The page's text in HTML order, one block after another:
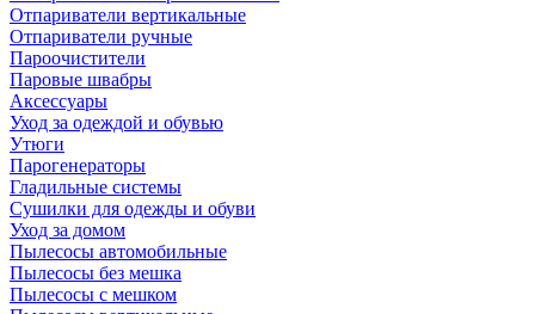
Отпариватели вертикальные
Отпариватели ручные
Пароочистители
Паровые швабры
Аксессуары
Уход за одеждой и обувью
Утюги
Парогенераторы
Гладильные системы
Сушилки для одежды и обуви
Уход за домом
Пылесосы автомобильные
Пылесосы без мешка
Пылесосы с мешком